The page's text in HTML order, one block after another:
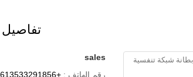
تفاصيل
sales
رقم الهاتف : +8613533291856